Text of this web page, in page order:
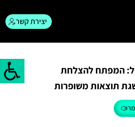
יצירת קשר
המפתח להצלחת